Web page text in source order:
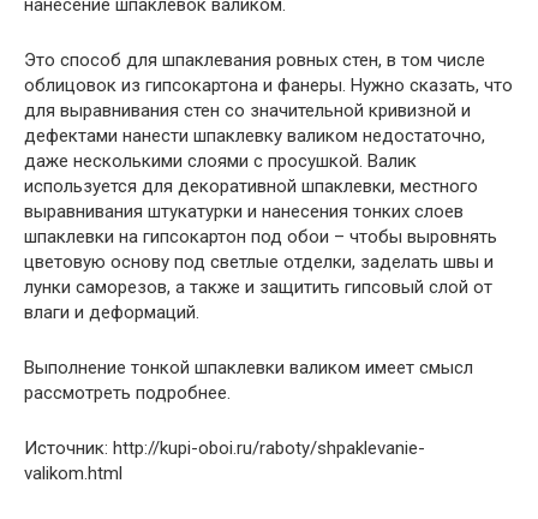
нанесение шпаклевок валиком.
Это способ для шпаклевания ровных стен, в том числе
облицовок из гипсокартона и фанеры. Нужно сказать, что
для выравнивания стен со значительной кривизной и
дефектами нанести шпаклевку валиком недостаточно,
даже несколькими слоями с просушкой. Валик
используется для декоративной шпаклевки, местного
выравнивания штукатурки и нанесения тонких слоев
шпаклевки на гипсокартон под обои – чтобы выровнять
цветовую основу под светлые отделки, заделать швы и
лунки саморезов, а также и защитить гипсовый слой от
влаги и деформаций.
Выполнение тонкой шпаклевки валиком имеет смысл
рассмотреть подробнее.
Источник: http://kupi-oboi.ru/raboty/shpaklevanie-
valikom.html